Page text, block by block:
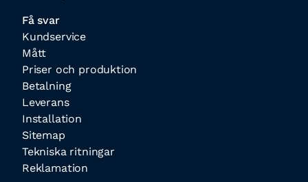
Få svar
Kundservice
Mått
Priser och produktion
Betalning
Leverans
Installation
Sitemap
Tekniska ritningar
Reklamation